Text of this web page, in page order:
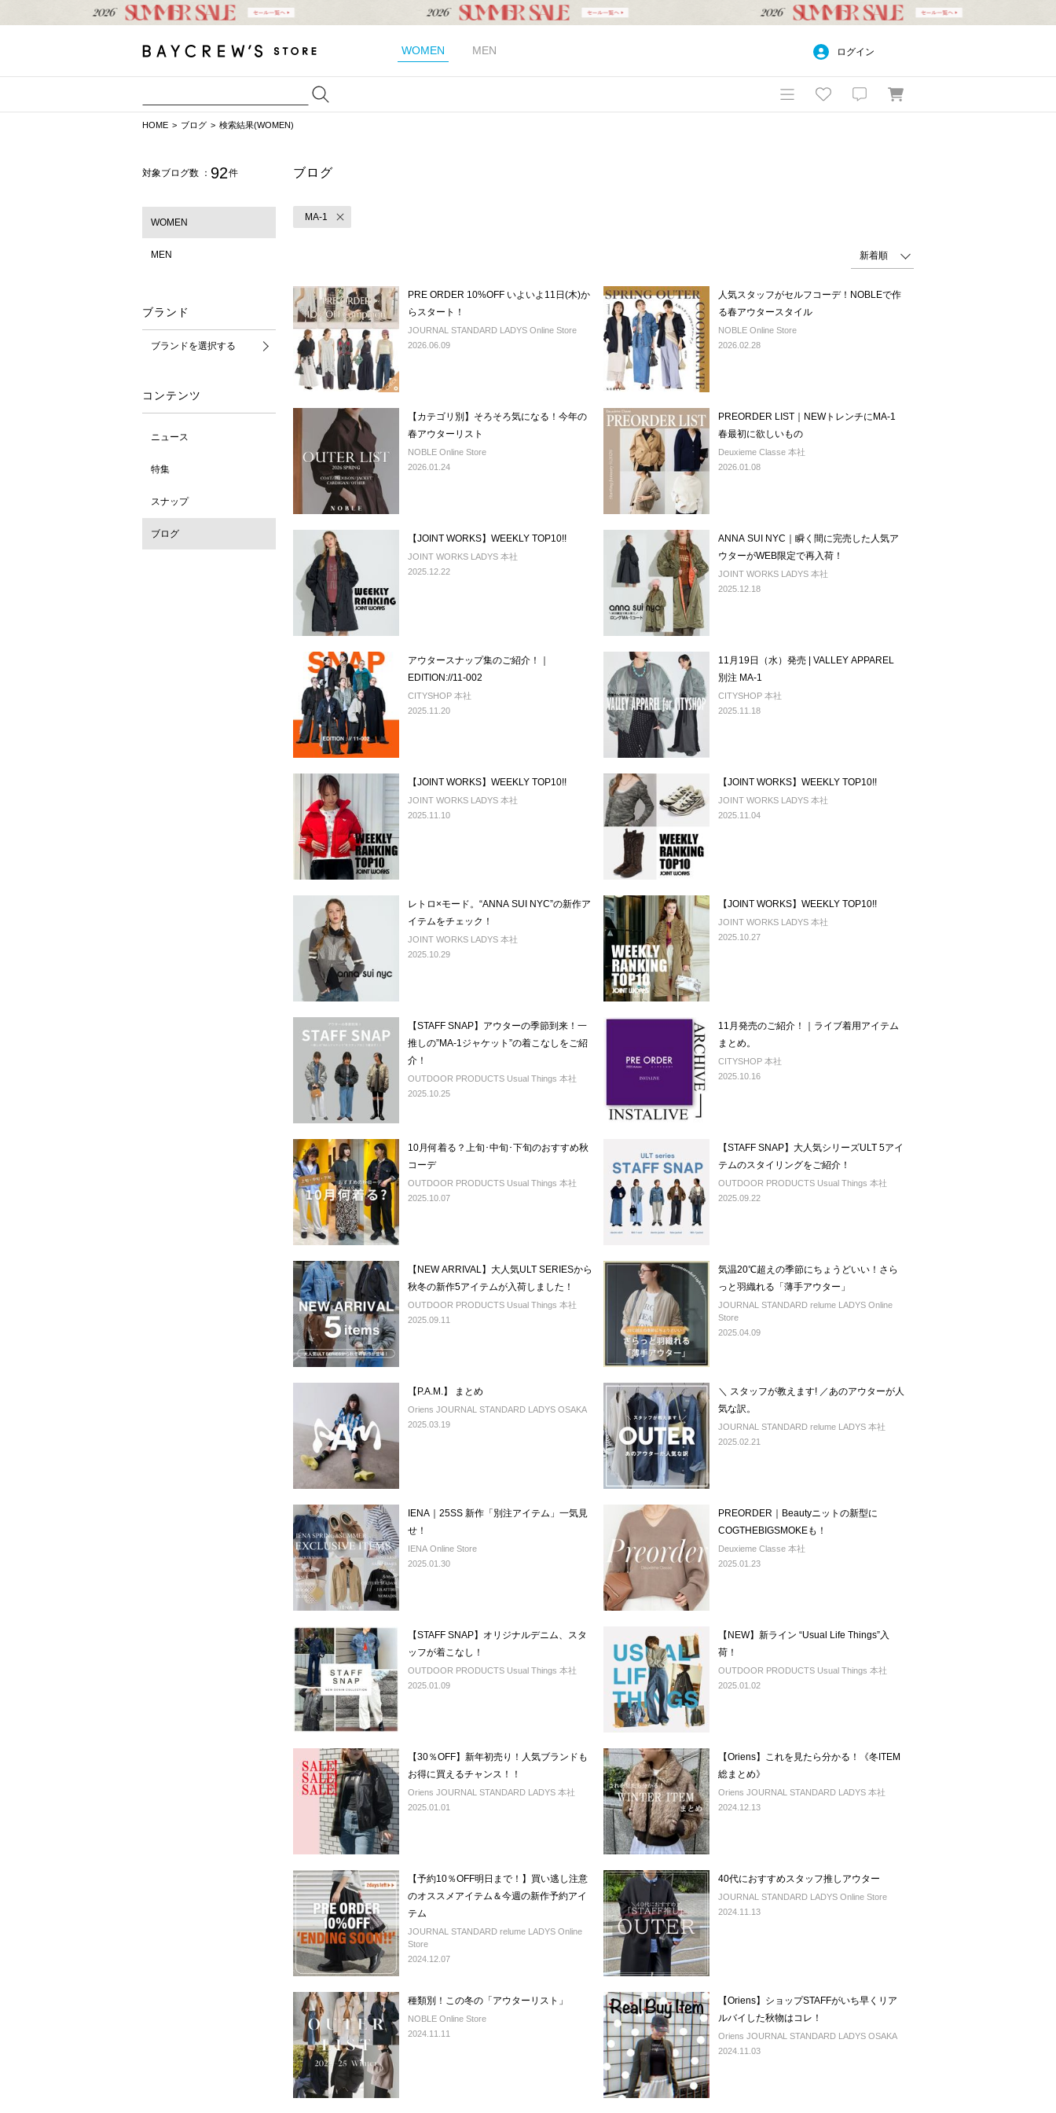
WOMEN MEN ログイン
HOME ブログ 検索結果(WOMEN)
対象ブログ数 ： 92 件
WOMEN
MEN
ブランド
ブランドを選択する
コンテンツ
ニュース
特集
スナップ
ブログ
ブログ
MA-1
PRE ORDER 10%OFF いよいよ11日(木)か
らスタート！
JOURNAL STANDARD LADYS Online Store
2026.06.09
人気スタッフがセルフコーデ！NOBLEで作
る春アウタースタイル
NOBLE Online Store
2026.02.28
【カテゴリ別】そろそろ気になる！今年の
春アウターリスト
NOBLE Online Store
2026.01.24
PREORDER LIST｜NEWトレンチにMA-1
春最初に欲しいもの
Deuxieme Classe 本社
2026.01.08
【JOINT WORKS】WEEKLY TOP10!!
JOINT WORKS LADYS 本社
2025.12.22
ANNA SUI NYC｜瞬く間に完売した人気ア
ウターがWEB限定で再入荷！
JOINT WORKS LADYS 本社
2025.12.18
アウタースナップ集のご紹介！｜
EDITION://11-002
CITYSHOP 本社
2025.11.20
11月19日（水）発売 | VALLEY APPAREL
別注 MA-1
CITYSHOP 本社
2025.11.18
【JOINT WORKS】WEEKLY TOP10!!
JOINT WORKS LADYS 本社
2025.11.10
【JOINT WORKS】WEEKLY TOP10!!
JOINT WORKS LADYS 本社
2025.11.04
レトロ×モード。“ANNA SUI NYC”の新作ア
イテムをチェック！
JOINT WORKS LADYS 本社
2025.10.29
【JOINT WORKS】WEEKLY TOP10!!
JOINT WORKS LADYS 本社
2025.10.27
【STAFF SNAP】アウターの季節到来！一
推しの”MA-1ジャケット”の着こなしをご紹
介！
OUTDOOR PRODUCTS Usual Things 本社
2025.10.25
11月発売のご紹介！｜ライブ着用アイテム
まとめ。
CITYSHOP 本社
2025.10.16
10月何着る？上旬･中旬･下旬のおすすめ秋
コーデ
OUTDOOR PRODUCTS Usual Things 本社
2025.10.07
【STAFF SNAP】大人気シリーズULT 5アイ
テムのスタイリングをご紹介！
OUTDOOR PRODUCTS Usual Things 本社
2025.09.22
【NEW ARRIVAL】大人気ULT SERIESから
秋冬の新作5アイテムが入荷しました！
OUTDOOR PRODUCTS Usual Things 本社
2025.09.11
気温20℃超えの季節にちょうどいい！さら
っと羽織れる「薄手アウター」
JOURNAL STANDARD relume LADYS Online
Store
2025.04.09
【P.A.M.】 まとめ
Oriens JOURNAL STANDARD LADYS OSAKA
2025.03.19
＼ スタッフが教えます! ／あのアウターが人
気な訳。
JOURNAL STANDARD relume LADYS 本社
2025.02.21
IENA｜25SS 新作「別注アイテム」一気見
せ！
IENA Online Store
2025.01.30
PREORDER｜Beautyニットの新型に
COGTHEBIGSMOKEも！
Deuxieme Classe 本社
2025.01.23
【STAFF SNAP】オリジナルデニム、スタ
ッフが着こなし！
OUTDOOR PRODUCTS Usual Things 本社
2025.01.09
【NEW】新ライン “Usual Life Things”入
荷！
OUTDOOR PRODUCTS Usual Things 本社
2025.01.02
【30％OFF】新年初売り！人気ブランドも
お得に買えるチャンス！！
Oriens JOURNAL STANDARD LADYS 本社
2025.01.01
【Oriens】これを見たら分かる！《冬ITEM
総まとめ》
Oriens JOURNAL STANDARD LADYS 本社
2024.12.13
【予約10％OFF明日まで！】買い逃し注意
のオススメアイテム＆今週の新作予約アイ
テム
JOURNAL STANDARD relume LADYS Online
Store
2024.12.07
40代におすすめスタッフ推しアウター
JOURNAL STANDARD LADYS Online Store
2024.11.13
種類別！この冬の「アウターリスト」
NOBLE Online Store
2024.11.11
【Oriens】ショップSTAFFがいち早くリア
ルバイした秋物はコレ！
Oriens JOURNAL STANDARD LADYS OSAKA
2024.11.03